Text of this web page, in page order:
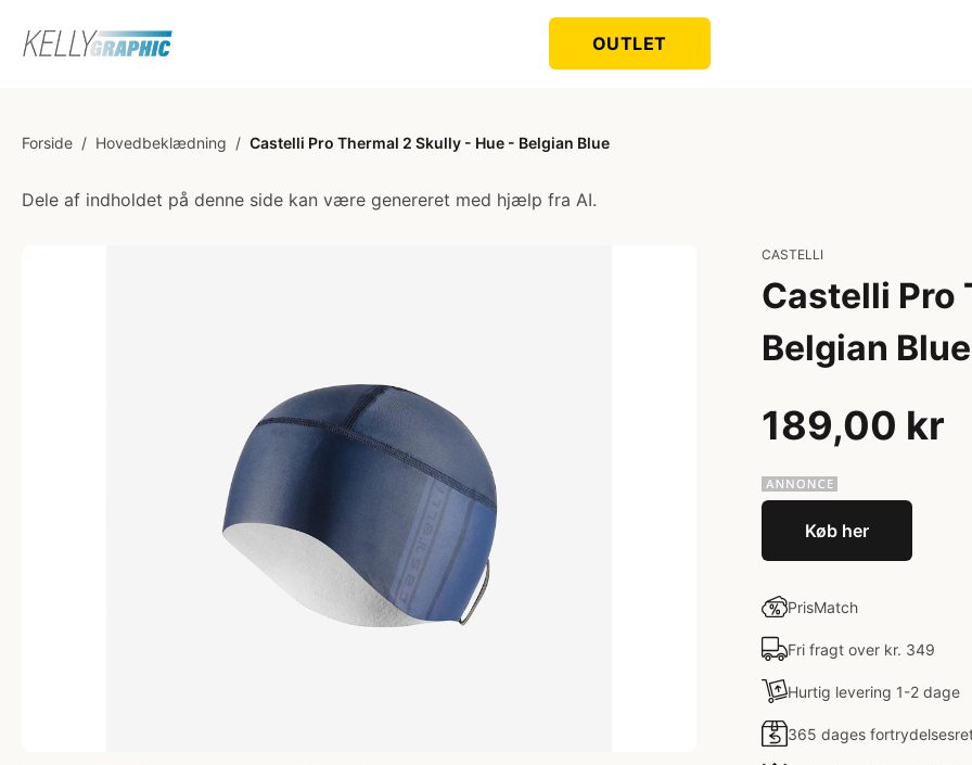
OUTLET
Forside / Hovedbeklædning / Castelli Pro Thermal 2 Skully - Hue - Belgian Blue
Dele af indholdet på denne side kan være genereret med hjælp fra AI.
CASTELLI
Castelli Pro
Belgian Blue
189,00 kr
Køb her
PrisMatch
Fri fragt over kr. 349
Hurtig levering 1-2 dage
365 dages